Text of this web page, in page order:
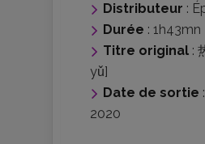
Distributeur :
Durée : 1h43mn
Titre original :
yǔ]
Date de sortie
2020